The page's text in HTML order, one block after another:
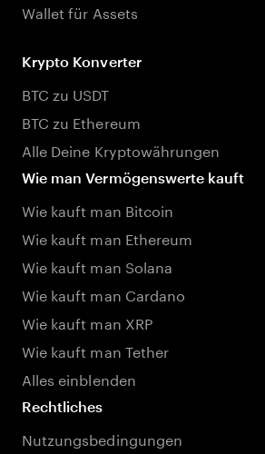
Wallet für Assets
Krypto Konverter
BTC zu USDT
BTC zu Ethereum
Alle Deine Kryptowährungen
Wie man Vermögenswerte kauft
Wie kauft man Bitcoin
Wie kauft man Ethereum
Wie kauft man Solana
Wie kauft man Cardano
Wie kauft man XRP
Wie kauft man Tether
Alles einblenden
Rechtliches
Nutzungsbedingungen